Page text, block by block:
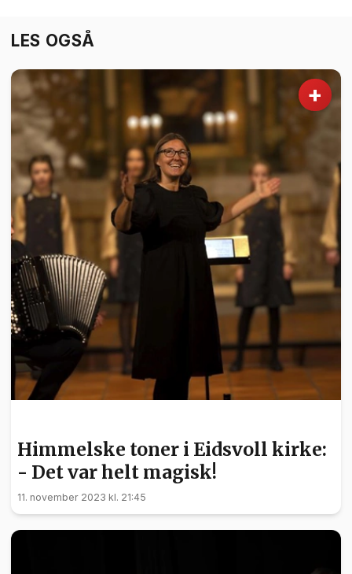
LES OGSÅ
+
Himmelske toner i Eidsvoll kirke:
- Det var helt magisk!
11. november 2023 kl. 21:45